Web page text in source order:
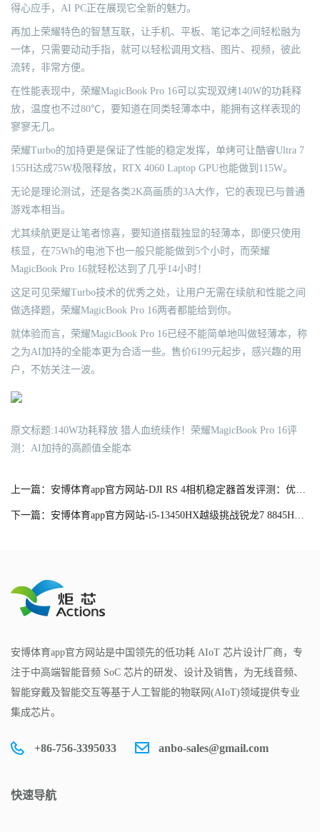
得心应手，AI PC正在展现它全新的魅力。
再加上荣耀特色的智慧互联，让手机、平板、笔记本之间轻松融为
一体，只需要动动手指，就可以轻松调用文档、图片、视频，彼此
流转，非常方便。
在性能表现中，荣耀MagicBook Pro 16可以实现双烤140W的功耗释
放，温度也不过80℃，要知道在同类轻薄本中，能拥有这样表现的
寥寥无几。
荣耀Turbo的加持更是保证了性能的稳定发挥，单烤可让酷睿Ultra 7
155H达成75W极限释放，RTX 4060 Laptop GPU也能做到115W。
无论是理论测试，还是各类2K高画质的3A大作，它的表现已与普通
游戏本相当。
尤其续航更是让笔者惊喜，要知道搭载独显的轻薄本，即便只使用
核显，在75Wh的电池下也一般只能能做到5个小时，而荣耀
MagicBook Pro 16就轻松达到了几乎14小时！
这足可见荣耀Turbo技术的优秀之处，让用户无需在续航和性能之间
做选择题，荣耀MagicBook Pro 16两者都能给到你。
就体验而言，荣耀MagicBook Pro 16已经不能简单地叫做轻薄本，称
之为AI加持的全能本更为合适一些。售价6199元起步，感兴趣的用
户，不妨关注一波。
原文标题:140W功耗释放 猎人血统续作！荣耀MagicBook Pro 16评
测：AI加持的高颜值全能本
上一篇：安博体育app官方网站-DJI RS 4相机稳定器首发评测：优化小细节，效率大提升
下一篇：安博体育app官方网站-i5-13450HX越级挑战锐龙7 8845H！游戏本锐龙版、酷睿版该选谁
安博体育app官方网站是中国领先的低功耗 AIoT 芯片设计厂商，专
注于中高端智能音频 SoC 芯片的研发、设计及销售，为无线音频、
智能穿戴及智能交互等基于人工智能的物联网(AIoT)领域提供专业
集成芯片。
+86-756-3395033 anbo-sales@gmail.com
快速导航